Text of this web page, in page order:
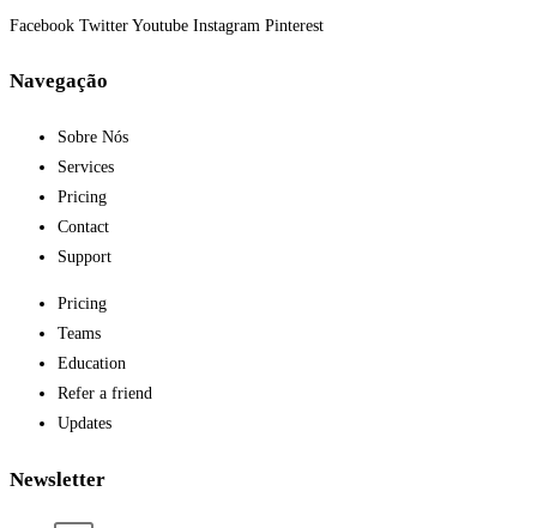
Facebook Twitter Youtube Instagram Pinterest
Navegação
Sobre Nós
Services
Pricing
Contact
Support
Pricing
Teams
Education
Refer a friend
Updates
Newsletter